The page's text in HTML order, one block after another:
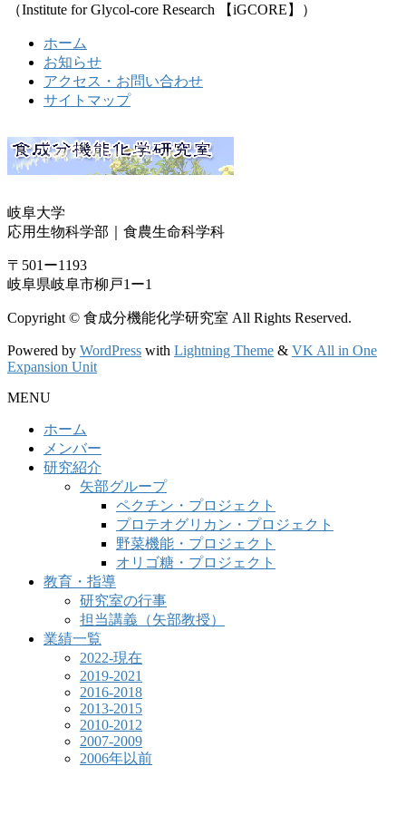
（Institute for Glycol-core Research 【iGCORE】）
ホーム
お知らせ
アクセス・お問い合わせ
サイトマップ
岐阜大学
応用生物科学部｜食農生命科学科
〒501ー1193
岐阜県岐阜市柳戸1ー1
Copyright © 食成分機能化学研究室 All Rights Reserved.
Powered by WordPress with Lightning Theme & VK All in One
Expansion Unit
MENU
ホーム
メンバー
研究紹介
矢部グループ
ペクチン・プロジェクト
プロテオグリカン・プロジェクト
野菜機能・プロジェクト
オリゴ糖・プロジェクト
教育・指導
研究室の行事
担当講義（矢部教授）
業績一覧
2022-現在
2019-2021
2016-2018
2013-2015
2010-2012
2007-2009
2006年以前